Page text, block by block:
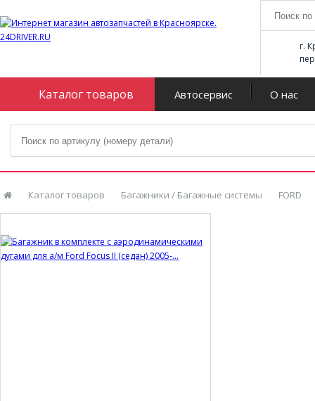
г.
Каталог товаров Автосервис О нас
Каталог товаров Багажники / Багажные системы FORD